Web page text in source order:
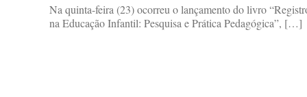
Na quinta-feira (23) ocorreu o lançamento do livro
na Educação Infantil: Pesquisa e Prática Pedagógica”, […]